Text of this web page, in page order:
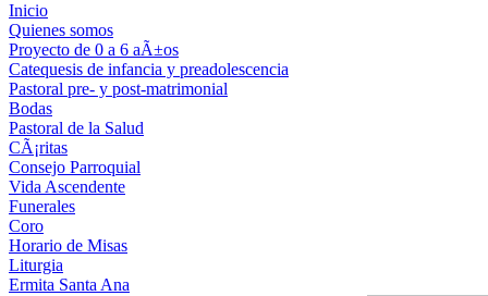
Inicio
Quienes somos
Proyecto de 0 a 6 aÃ±os
Catequesis de infancia y preadolescencia
Pastoral pre- y post-matrimonial
Bodas
Pastoral de la Salud
CÃ¡ritas
Consejo Parroquial
Vida Ascendente
Funerales
Coro
Horario de Misas
Liturgia
Ermita Santa Ana